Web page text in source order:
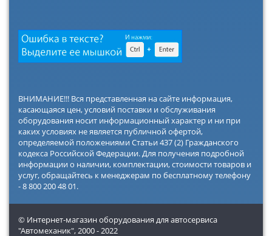
ВНИМАНИЕ!!! Вся представленная на сайте информация,
касающаяся цен, условий поставки и обслуживания
оборудования носит информационный характер и ни при
каких условиях не является публичной офертой,
определяемой положениями Статьи 437 (2) Гражданского
кодекса Российской Федерации. Для получения подробной
информации о наличии, комплектации, стоимости товаров и
услуг, обращайтесь к менеджерам по бесплатному телефону
- 8 800 200 48 01.
© Интернет-магазин оборудования для автосервиса
"Автомеханик",2000 - 2022